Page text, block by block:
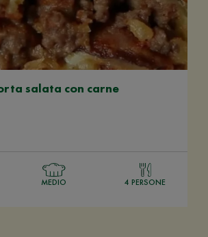
salata con carne
MEDIO 4 PERSONE